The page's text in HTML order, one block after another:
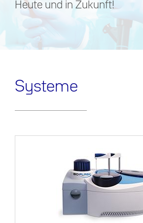
Heute und in Zukunft!
Systeme